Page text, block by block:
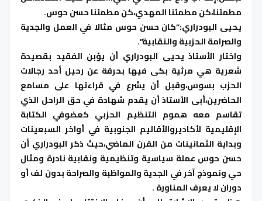
مطمئنا،كن مطمئنا المهدي،كن مطمئنا حسن حوس.
يحيى البودراري:”كان حسن حوس مثالا في العمل والجدية
والصرامة الحزبية والنقابية”.
واختار الأستاذ يحيى البودراري أن يؤبن الفقيد بقصيدة
شعرية هي مرثية بكى فيها بحرقة عن رحيل أحد رجالات
الحزب بسوس،وقبل أن يشرع في قراءتها على مسامع
الحاضرين،أبى الأستاذ أن يقدم شهادة في حق الراحل الذي
تقاسم معه هموم التنظيم الحزبي كعضوفي الكتابة
الإقليمية لأكاديروالأقاليم الجنوبية في أواخر السبعينات
وبداية الثمانينات من القرن الماضي،حيث ذكر البودراري أن
حسن حوس عملة سياسية وتنظيمية ونقابية نادرة ومثال
حي ونموذج آخر في الجدية والمواظبة والصراحة بدون لف أو
دوران لا يعرف المناورة .